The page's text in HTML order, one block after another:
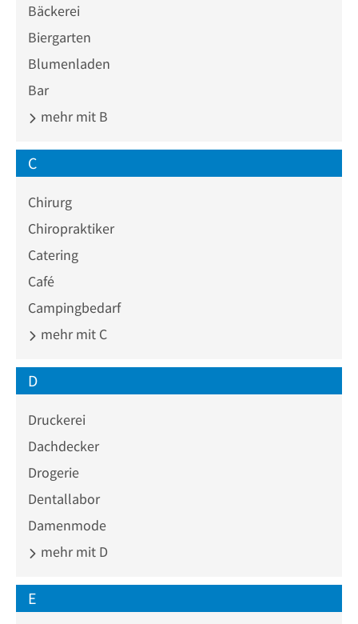
Bäckerei
Biergarten
Blumenladen
Bar
mehr mit B
C
Chirurg
Chiropraktiker
Catering
Café
Campingbedarf
mehr mit C
D
Druckerei
Dachdecker
Drogerie
Dentallabor
Damenmode
mehr mit D
E